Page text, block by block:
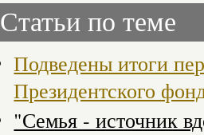
Статьи по теме
Подведены итоги
Президентского
"Семья - источник